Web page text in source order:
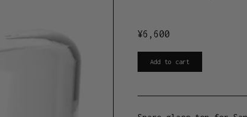
¥6,600
Add to cart